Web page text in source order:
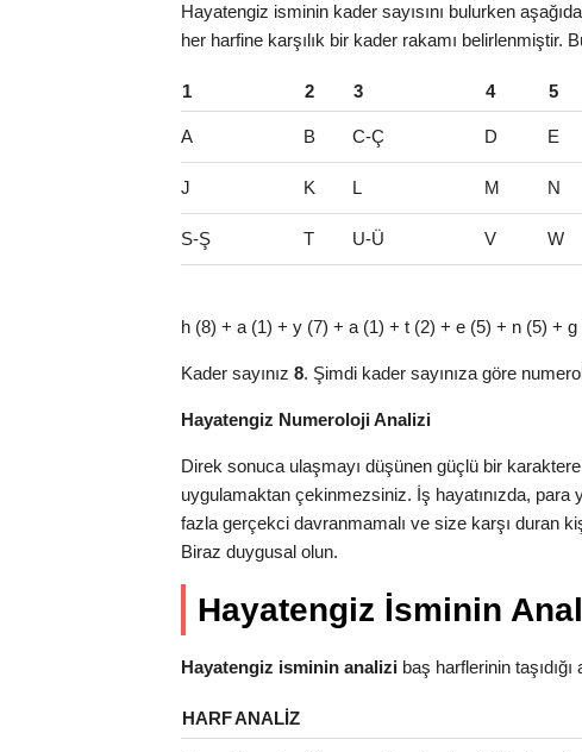
Hayatengiz isminin kader sayısını bulurken
her harfine karşılık bir kader rakamı belirlenmiştir.
1 2 3 4 5
A B C-Ç D E
J K L M N
S-Ş T U-Ü V W
h (8) + a (1) + y (7) + a (1) + t (2) + e (5) + n (5) +
Kader sayınız 8. Şimdi kader sayınıza göre
Hayatengiz Numeroloji Analizi
Direk sonuca ulaşmayı düşünen güçlü bir karaktere
uygulamaktan çekinmezsiniz. İş hayatınızda, para
fazla gerçekci davranmamalı ve size karşı duran
Biraz duygusal olun.
Hayatengiz İsminin
Hayatengiz isminin analizi baş harflerinin
HARFANALIZ